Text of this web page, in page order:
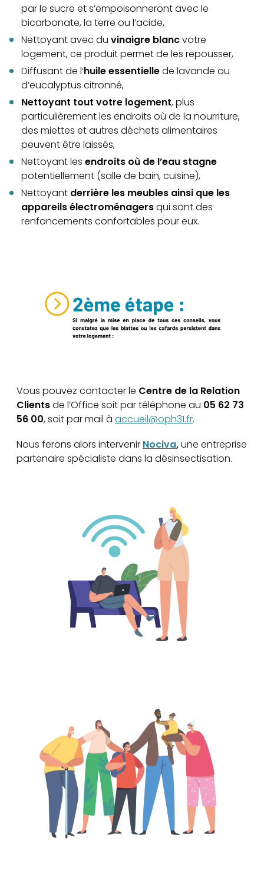
par le sucre et s’empoisonneront avec le
bicarbonate, la terre ou l’acide,
Nettoyant avec du vinaigre blancvotre
logement, ce produit permet de les repousser,
Diffusant de l’huile essentiellede lavande ou
d’eucalyptus citronné,
Nettoyant tout votre logement, plus
particulièrement les endroits où de la nourriture,
des miettes et autres déchets alimentaires
peuvent être laissés,
Nettoyant les endroits où de l’eau stagne
potentiellement (salle de bain, cuisine),
Nettoyant derrière les meubles ainsi que les
appareils électroménagersqui sont des
renfoncements confortables pour eux.
Vous pouvez contacter le Centre de la Relation
Clientsde l’Office soit par téléphone au 05 62 73
56 00, soit par mail à accueil@oph31.fr.
Nous ferons alors intervenir Nociva,une entreprise
partenaire spécialiste dans la désinsectisation.